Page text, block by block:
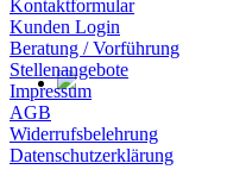
Kontaktformular
Kunden Login
Beratung / Vorführung
Stellenangebote
Impressum
AGB
Widerrufsbelehrung
Datenschutzerklärung